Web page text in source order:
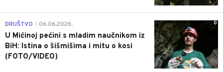
0
DRUŠTVO 06.06.2026.
U Mićinoj pećini s mladim naučnikom iz
BiH: Istina o šišmišima i mitu o kosi
(FOTO/VIDEO)